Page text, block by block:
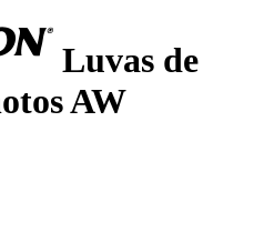
Luvas de
AW